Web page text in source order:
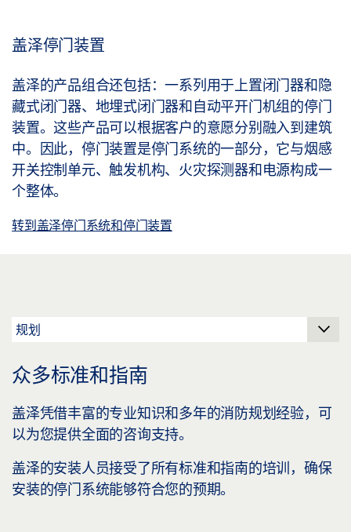
盖泽停门装置
盖泽的产品组合还包括：一系列用于上置闭门器和隐
藏式闭门器、地埋式闭门器和自动平开门机组的停门
装置。这些产品可以根据客户的意愿分别融入到建筑
中。因此，停门装置是停门系统的一部分，它与烟感
开关控制单元、触发机构、火灾探测器和电源构成一
个整体。
转到盖泽停门系统和停门装置
众多标准和指南
盖泽凭借丰富的专业知识和多年的消防规划经验，可
以为您提供全面的咨询支持。
盖泽的安装人员接受了所有标准和指南的培训，确保
安装的停门系统能够符合您的预期。